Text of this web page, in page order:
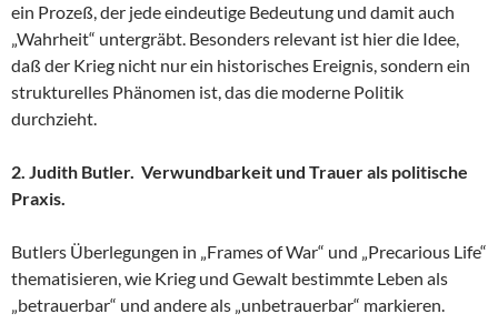
ein Prozeß, der jede eindeutige Bedeutung und damit auch
„Wahrheit“ untergräbt. Besonders relevant ist hier die Idee,
daß der Krieg nicht nur ein historisches Ereignis, sondern ein
strukturelles Phänomen ist, das die moderne Politik
durchzieht.
2. Judith Butler. Verwundbarkeit und Trauer als politische
Praxis.
Butlers Überlegungen in „Frames of War“ und „Precarious Life“
thematisieren, wie Krieg und Gewalt bestimmte Leben als
„betrauerbar“ und andere als „unbetrauerbar“ markieren.